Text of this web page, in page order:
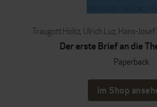
Traugott Holtz, Ulrich Luz, Hans-
Der erste Brief an die
Paperback
Im Shop